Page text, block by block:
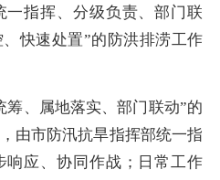
一指挥、分级负责、部门联
快速处置”的防洪排涝工作
筹、属地落实、部门联动”的
由市防汛抗旱指挥部统一指
响应、协同作战；日常工作